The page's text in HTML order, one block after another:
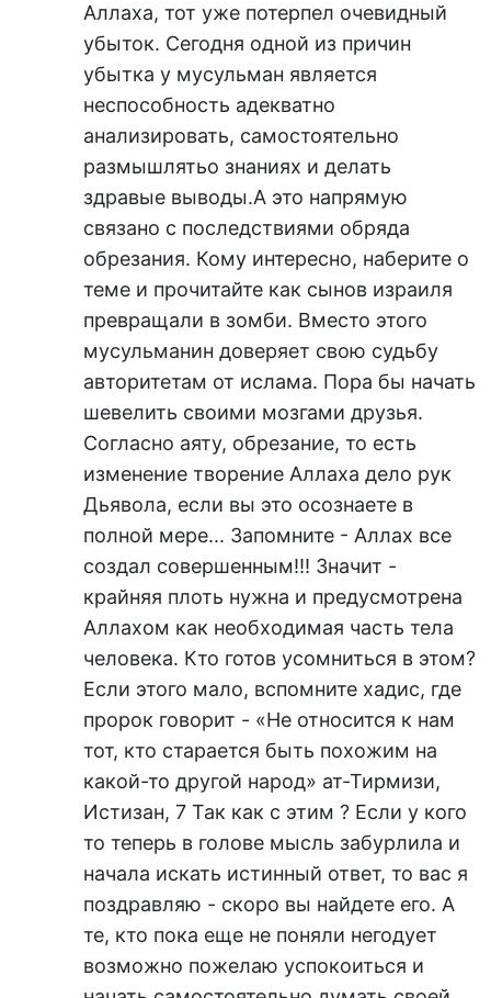
Аллаха, тот уже потерпел очевидный
убыток. Сегодня одной из причин
убытка у мусульман является
неспособность адекватно
анализировать, самостоятельно
размышлятьо знаниях и делать
здравые выводы.А это напрямую
связано с последствиями обряда
обрезания. Кому интересно, наберите о
теме и прочитайте как сынов израиля
превращали в зомби. Вместо этого
мусульманин доверяет свою судьбу
авторитетам от ислама. Пора бы начать
шевелить своими мозгами друзья.
Согласно аяту, обрезание, то есть
изменение творение Аллаха дело рук
Дьявола, если вы это осознаете в
полной мере... Запомните - Аллах все
создал совершенным!!! Значит -
крайняя плоть нужна и предусмотрена
Аллахом как необходимая часть тела
человека. Кто готов усомниться в этом?
Если этого мало, вспомните хадис, где
пророк говорит - «Не относится к нам
тот, кто старается быть похожим на
какой-то другой народ» ат-Тирмизи,
Истизан, 7 Так как с этим ? Если у кого
то теперь в голове мысль забурлила и
начала искать истинный ответ, то вас я
поздравляю - скоро вы найдете его. А
те, кто пока еще не поняли негодует
возможно пожелаю успокоиться и